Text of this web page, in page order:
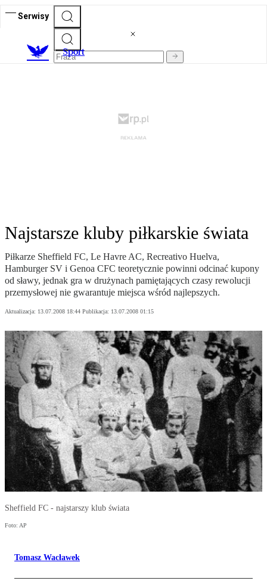
Serwisy
Sport
Najstarsze kluby piłkarskie świata
Piłkarze Sheffield FC, Le Havre AC, Recreativo Huelva,
Hamburger SV i Genoa CFC teoretycznie powinni odcinać kupony
od sławy, jednak gra w drużynach pamiętających czasy rewolucji
przemysłowej nie gwarantuje miejsca wśród najlepszych.
Aktualizacja: 13.07.2008 18:44 Publikacja: 13.07.2008 01:15
Sheffield FC - najstarszy klub świata
Foto: AP
Tomasz Wacławek